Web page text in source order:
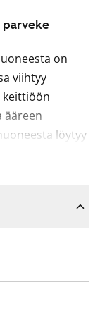
parveke
on
viihtyy
keittiöön
ääreen
löytyy
valkoiset.
kuuluu